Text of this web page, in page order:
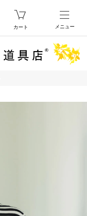
カート メニュー